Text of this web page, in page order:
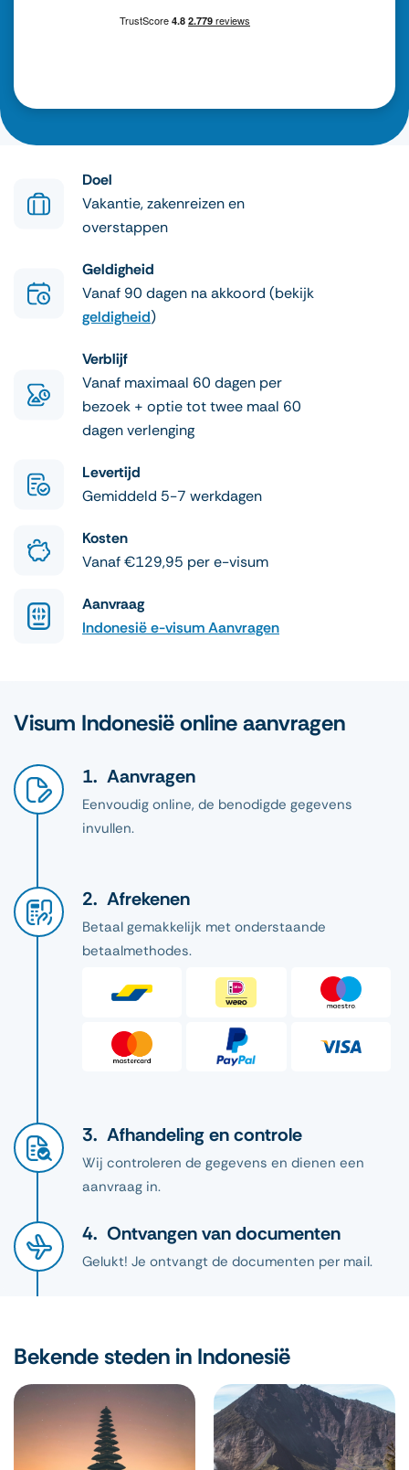
Doel
Vakantie, zakenreizen en
overstappen
Geldigheid
Vanaf 90 dagen na akkoord (bekijk
geldigheid)
Verblijf
Vanaf maximaal 60 dagen per
bezoek + optie tot twee maal 60
dagen verlenging
Levertijd
Gemiddeld 5-7 werkdagen
Kosten
Vanaf €129,95 per e-visum
Aanvraag
Indonesië e-visum Aanvragen
Visum Indonesië online aanvragen
Aanvragen
Eenvoudig online, de benodigde gegevens
invullen.
Afrekenen
Betaal gemakkelijk met onderstaande
betaalmethodes.
Afhandeling en controle
Wij controleren de gegevens en dienen een
aanvraag in.
Ontvangen van documenten
Gelukt! Je ontvangt de documenten per mail.
Bekende steden in Indonesië